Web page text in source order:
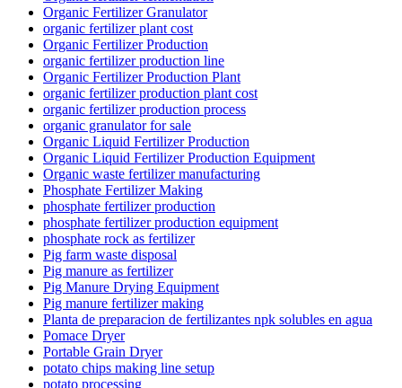
Organic Fertilizer Granulator
organic fertilizer plant cost
Organic Fertilizer Production
organic fertilizer production line
Organic Fertilizer Production Plant
organic fertilizer production plant cost
organic fertilizer production process
organic granulator for sale
Organic Liquid Fertilizer Production
Organic Liquid Fertilizer Production Equipment
Organic waste fertilizer manufacturing
Phosphate Fertilizer Making
phosphate fertilizer production
phosphate fertilizer production equipment
phosphate rock as fertilizer
Pig farm waste disposal
Pig manure as fertilizer
Pig Manure Drying Equipment
Pig manure fertilizer making
Planta de preparacion de fertilizantes npk solubles en agua
Pomace Dryer
Portable Grain Dryer
potato chips making line setup
potato processing